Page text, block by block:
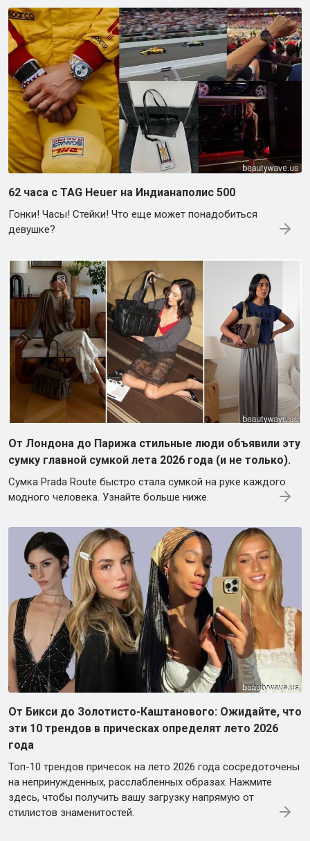
62 часа с TAG Heuer на Индианаполис 500
Гонки! Часы! Стейки! Что еще может понадобиться
девушке?
От Лондона до Парижа стильные люди объявили эту
сумку главной сумкой лета 2026 года (и не только).
Сумка Prada Route быстро стала сумкой на руке каждого
модного человека. Узнайте больше ниже.
От Бикси до Золотисто-Каштанового: Ожидайте, что
эти 10 трендов в прическах определят лето 2026
года
Топ-10 трендов причесок на лето 2026 года сосредоточены
на непринужденных, расслабленных образах. Нажмите
здесь, чтобы получить вашу загрузку напрямую от
стилистов знаменитостей.